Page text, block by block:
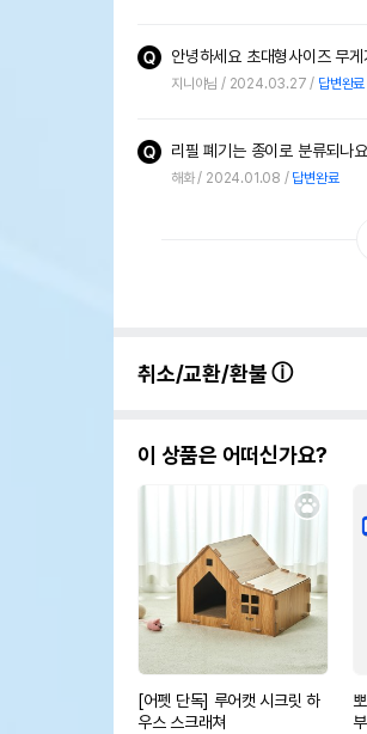
안녕하세요 초대형사이즈 무
지니야님 2024.03.27 답변완료
리필 폐기는 종이로 분류되나
해화 2024.01.08 답변완료
취소/교환/환불
이 상품은 어떠신가요?
[어펫 단독] 루어캣 시크릿 하
우스 스크래쳐